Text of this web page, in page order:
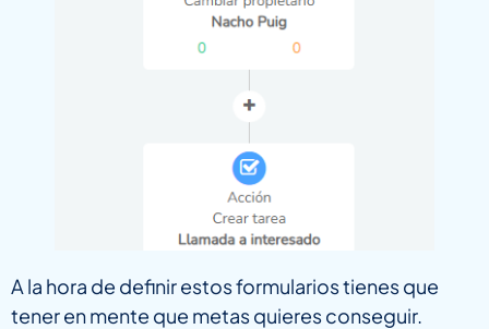
A la hora de definir estos formularios tienes que
tener en mente que metas quieres conseguir.